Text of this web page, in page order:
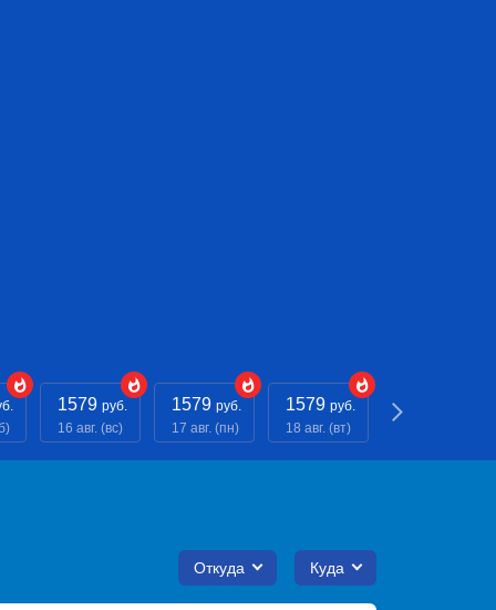
1579 руб.
16 авг. (вс)
1579 руб.
17 авг. (пн)
1579 руб.
18 авг. (вт)
Откуда Куда